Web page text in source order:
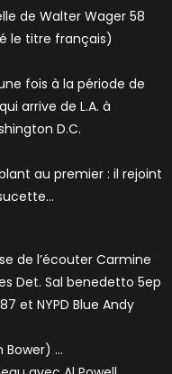
de Walter Wager 58
le titre français)
fois à la période de
arrive de L.A. à
D.C.
au premier : il rejoint
de l’écouter Carmine
Det. Sal benedetto 5ep
et NYPD Blue Andy
Bower) …